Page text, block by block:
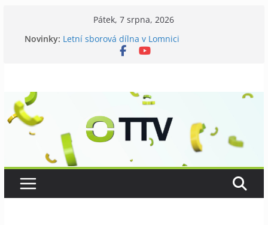
Pátek, 7 srpna, 2026
Novinky: Letní sborová dílna v Lomnici
Chovatelé si připomněli 120 let své existence